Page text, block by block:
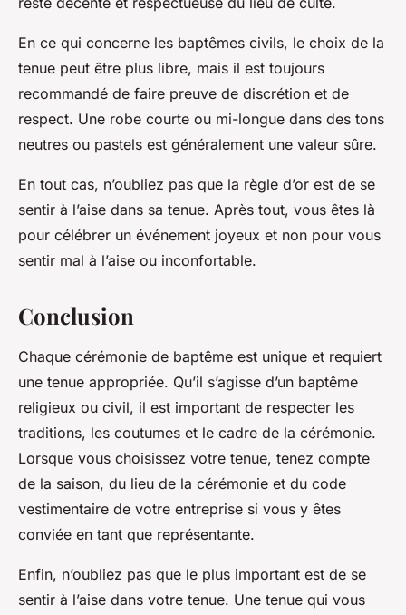
En ce qui concerne les baptêmes civils, le choix de la
tenue peut être plus libre, mais il est toujours
recommandé de faire preuve de discrétion et de
respect. Une robe courte ou mi-longue dans des tons
neutres ou pastels est généralement une valeur sûre.
En tout cas, n’oubliez pas que la règle d’or est de se
sentir à l’aise dans sa tenue. Après tout, vous êtes là
pour célébrer un événement joyeux et non pour vous
sentir mal à l’aise ou inconfortable.
Conclusion
Chaque cérémonie de baptême est unique et requiert
une tenue appropriée. Qu’il s’agisse d’un baptême
religieux ou civil, il est important de respecter les
traditions, les coutumes et le cadre de la cérémonie.
Lorsque vous choisissez votre tenue, tenez compte
de la saison, du lieu de la cérémonie et du code
vestimentaire de votre entreprise si vous y êtes
conviée en tant que représentante.
Enfin, n’oubliez pas que le plus important est de se
sentir à l’aise dans votre tenue. Une tenue qui vous